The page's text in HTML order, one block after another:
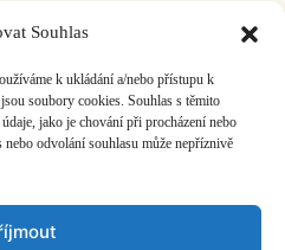
Souhlas
k ukládání a/nebo přístupu k
soubory cookies. Souhlas s těmito
jako je chování při procházení nebo
odvolání souhlasu může nepříznivě
& Mauro